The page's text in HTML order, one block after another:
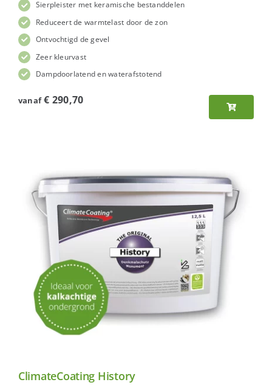
Sierpleister met keramische bestanddelen
Reduceert de warmtelast door de zon
Ontvochtigd de gevel
Zeer kleurvast
Dampdoorlatend en waterafstotend
vanaf € 290,70
ClimateCoating History